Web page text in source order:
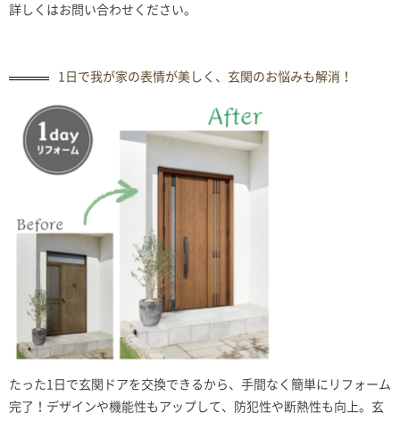
詳しくはお問い合わせください。
1日で我が家の表情が美しく、玄関のお悩みも解消！
たった1日で玄関ドアを交換できるから、手間なく簡単にリフォーム
完了！デザインや機能性もアップして、防犯性や断熱性も向上。玄